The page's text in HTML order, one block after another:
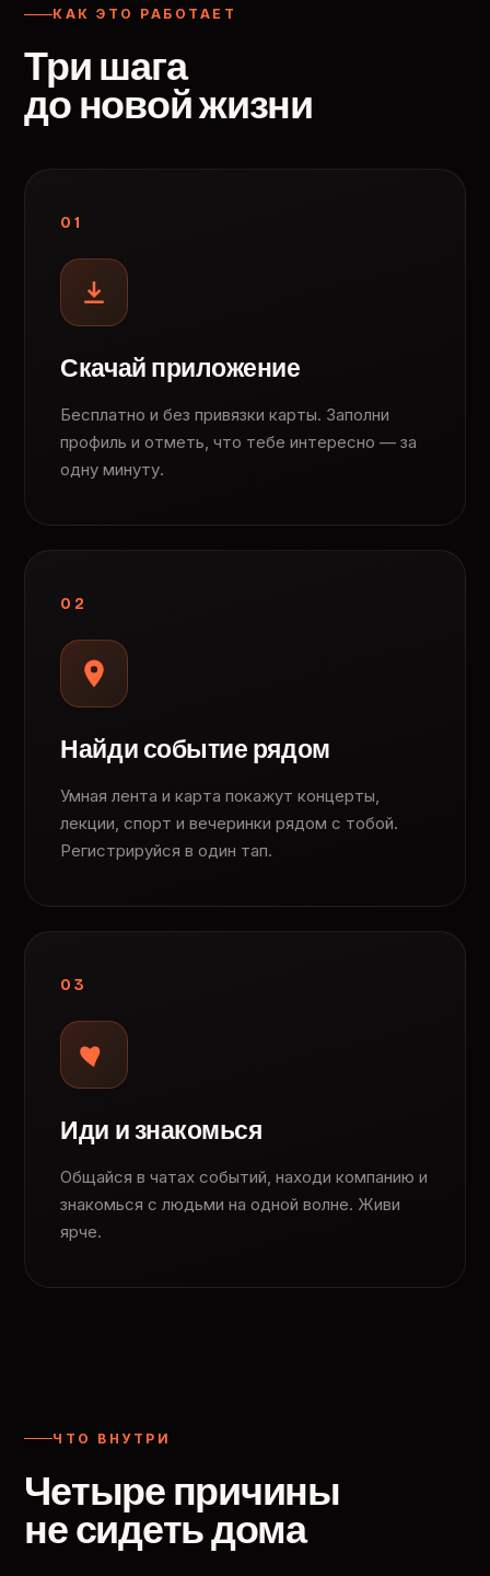
КАК ЭТО РАБОТАЕТ
Три шага
до новой жизни
01
Скачай приложение
Бесплатно и без привязки карты. Заполни
профиль и отметь, что тебе интересно — за
одну минуту.
02
Найди событие рядом
Умная лента и карта покажут концерты,
лекции, спорт и вечеринки рядом с тобой.
Регистрируйся в один тап.
03
Иди и знакомься
Общайся в чатах событий, находи компанию и
знакомься с людьми на одной волне. Живи
ярче.
ЧТО ВНУТРИ
Четыре причины
не сидеть дома